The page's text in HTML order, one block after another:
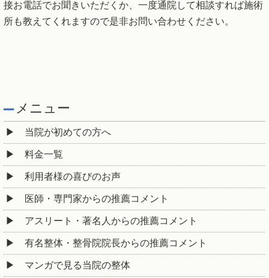
接お電話でお聞きいただくか、一度通院して相談すれば施術
所も教えてくれますので是非お問い合わせください。
メニュー
当院が初めての方へ
料金一覧
利用者様の喜びのお声
医師・専門家からの推薦コメント
アスリート・著名人からの推薦コメント
有名整体・整骨院院長からの推薦コメント
マンガで見る当院の整体